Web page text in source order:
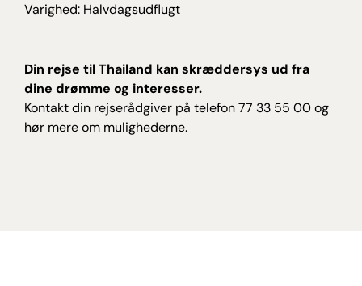
Varighed: Halvdagsudflugt
Din rejse til Thailand kan skræddersys ud fra
dine drømme og interesser.
Kontakt din rejserådgiver på telefon 77 33 55 00 og
hør mere om mulighederne.